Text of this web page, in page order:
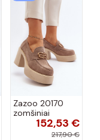
Zazoo 20170
zomšiniai
bateliai su
kulniukais smėlio
152,53 €
217,90 €